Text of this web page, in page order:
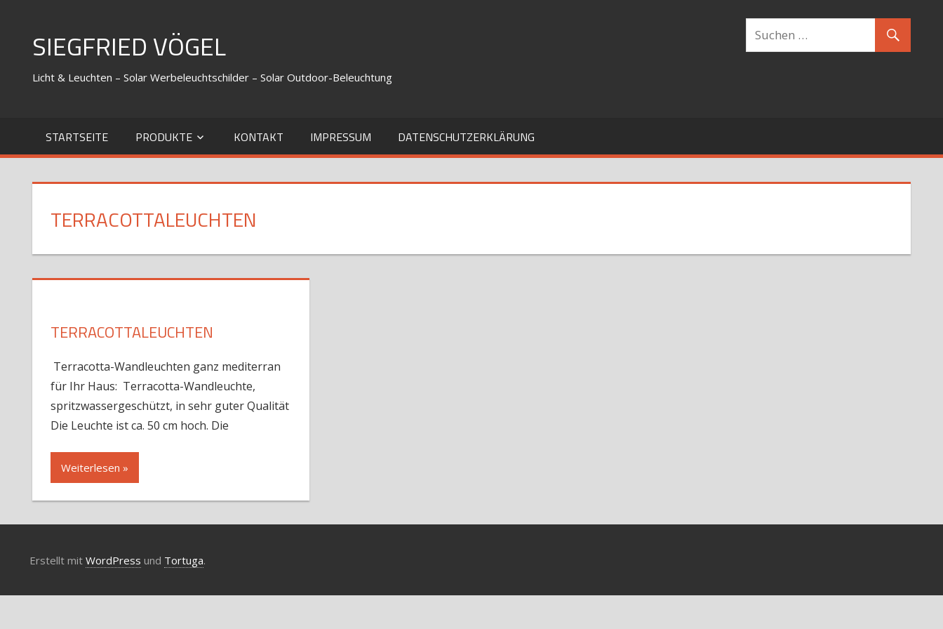
springenSIEGFRIED VÖGEL
Licht & Leuchten – Solar Werbeleuchtschilder – Solar Outdoor-Beleuchtung
STARTSEITE PRODUKTE KONTAKT IMPRESSUM DATENSCHUTZERKLÄRUNG
TERRACOTTALEUCHTEN
TERRACOTTALEUCHTEN
Terracotta-Wandleuchten ganz mediterran
für Ihr Haus: Terracotta-Wandleuchte,
spritzwassergeschützt, in sehr guter Qualität
Die Leuchte ist ca. 50 cm hoch. Die
Weiterlesen »
Erstellt mit WordPress und Tortuga.